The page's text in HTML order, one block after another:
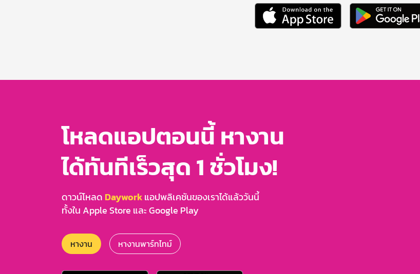
โหลดแอปตอนนี้ หางาน
ได้ทันทีเร็วสุด 1 ชั่วโมง!
ดาวน์โหลด Dayworkแอปพลิเคชันของเราได้แล้ววันนี้
ทั้งใน Apple Store และ Google Play
หางาน หางานพาร์ทไทม์